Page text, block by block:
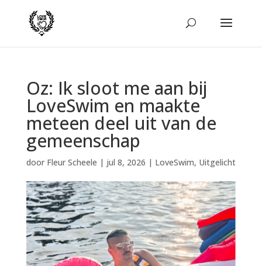
Oz: Ik sloot me aan bij
LoveSwim en maakte
meteen deel uit van de
gemeenschap
door Fleur Scheele | jul 8, 2026 | LoveSwim, Uitgelicht